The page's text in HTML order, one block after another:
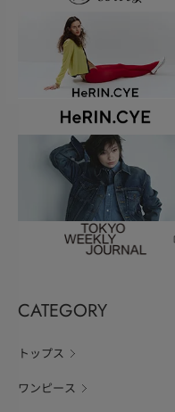
CATEGORY
トップス
ワンピース